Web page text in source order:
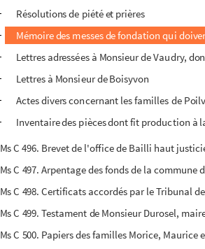
Résolutions de piété et prières
Mémoire des messes de fondation qui
Lettres adressées à Monsieur de Vaudry,
Lettres à Monsieur de Boisyvon
Actes divers concernant les familles de
Inventaire des pièces dont fit production à
Ms C 496. Brevet de l'office de Bailli haut
Ms C 497. Arpentage des fonds de la commune
Ms C 498. Certificats accordés par le Tribunal
Ms C 499. Testament de Monsieur Durosel,
Ms C 500. Papiers des familles Morice,